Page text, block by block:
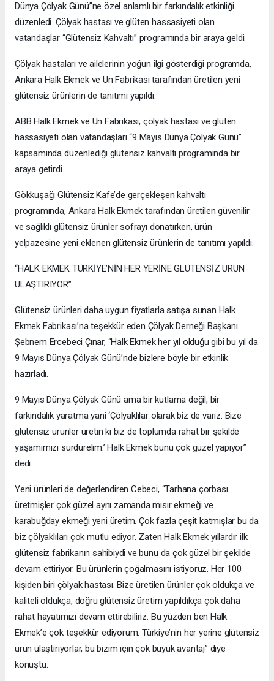
Dünya Çölyak Günü”ne özel anlamlı bir farkındalık etkinliği
düzenledi. Çölyak hastası ve glüten hassasiyeti olan
vatandaşlar “Glütensiz Kahvaltı” programında bir araya geldi.
Çölyak hastaları ve ailelerinin yoğun ilgi gösterdiği programda,
Ankara Halk Ekmek ve Un Fabrikası tarafından üretilen yeni
glütensiz ürünlerin de tanıtımı yapıldı.
ABB Halk Ekmek ve Un Fabrikası, çölyak hastası ve glüten
hassasiyeti olan vatandaşları “9 Mayıs Dünya Çölyak Günü”
kapsamında düzenlediği glütensiz kahvaltı programında bir
araya getirdi.
Gökkuşağı Glütensiz Kafe’de gerçekleşen kahvaltı
programında, Ankara Halk Ekmek tarafından üretilen güvenilir
ve sağlıklı glütensiz ürünler sofrayı donatırken, ürün
yelpazesine yeni eklenen glütensiz ürünlerin de tanıtımı yapıldı.
“HALK EKMEK TÜRKİYE’NİN HER YERİNE GLÜTENSİZ ÜRÜN
ULAŞTIRIYOR”
Glütensiz ürünleri daha uygun fiyatlarla satışa sunan Halk
Ekmek Fabrikası’na teşekkür eden Çölyak Derneği Başkanı
Şebnem Ercebeci Çınar, “Halk Ekmek her yıl olduğu gibi bu yıl da
9 Mayıs Dünya Çölyak Günü’nde bizlere böyle bir etkinlik
hazırladı.
9 Mayıs Dünya Çölyak Günü ama bir kutlama değil, bir
farkındalık yaratma yani ‘Çölyaklılar olarak biz de varız. Bize
glütensiz ürünler üretin ki biz de toplumda rahat bir şekilde
yaşamımızı sürdürelim.’ Halk Ekmek bunu çok güzel yapıyor”
dedi.
Yeni ürünleri de değerlendiren Cebeci, “Tarhana çorbası
üretmişler çok güzel aynı zamanda mısır ekmeği ve
karabuğday ekmeği yeni üretim. Çok fazla çeşit katmışlar bu da
biz çölyaklıları çok mutlu ediyor. Zaten Halk Ekmek yıllardır ilk
glütensiz fabrikanın sahibiydi ve bunu da çok güzel bir şekilde
devam ettiriyor. Bu ürünlerin çoğalmasını istiyoruz. Her 100
kişiden biri çölyak hastası. Bize üretilen ürünler çok oldukça ve
kaliteli oldukça, doğru glütensiz üretim yapıldıkça çok daha
rahat hayatımızı devam ettirebiliriz. Bu yüzden ben Halk
Ekmek’e çok teşekkür ediyorum. Türkiye’nin her yerine glütensiz
ürün ulaştırıyorlar, bu bizim için çok büyük avantaj” diye
konuştu.